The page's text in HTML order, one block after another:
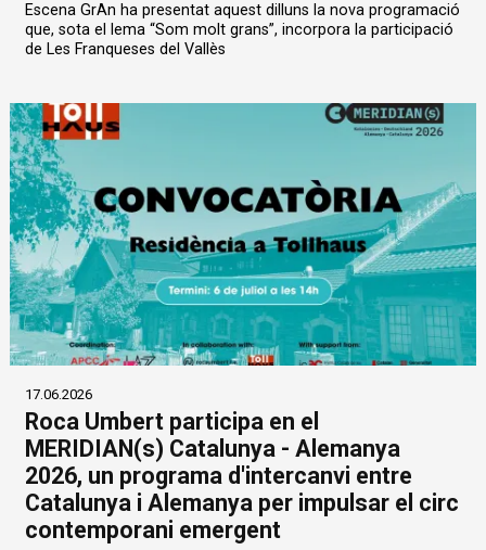
Escena GrAn ha presentat aquest dilluns la nova programació
que, sota el lema “Som molt grans”, incorpora la participació
de Les Franqueses del Vallès
17.06.2026
Roca Umbert participa en el
MERIDIAN(s) Catalunya - Alemanya
2026, un programa d'intercanvi entre
Catalunya i Alemanya per impulsar el circ
contemporani emergent